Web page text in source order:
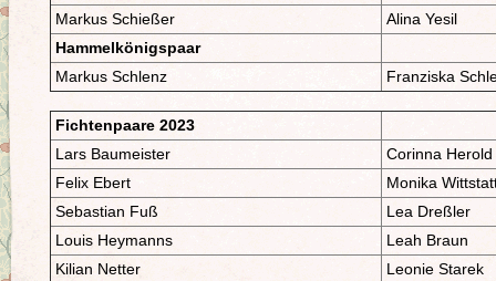
Markus Schießer
Alina Yesil
Hammelkönigspaar
Markus Schlenz
Franziska
Fichtenpaare 2023
Lars Baumeister
Corinna Herold
Felix Ebert
Monika
Sebastian Fuß
Lea Dreßler
Louis Heymanns
Leah Braun
Kilian Netter
Leonie Starek